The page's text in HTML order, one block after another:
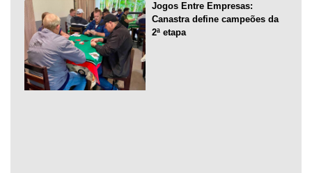
Jogos Entre Empresas:
Canastra define campeões da
2ª etapa